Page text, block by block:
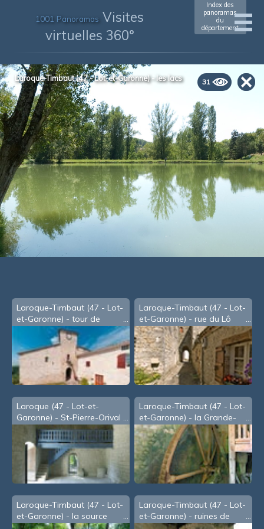
1001 Panoramas Visites
virtuelles 360°
Index des
panoramas
du
département
31
Laroque-Timbaut (47 - Lot-et-Garonne) - les lacs
Laroque-Timbaut (47 - Lot-
et-Garonne) - tour de
Laroque-Timbaut (47 - Lot-
et-Garonne) - rue du Lô
Laroque (47 - Lot-et-
Garonne) - St-Pierre-Orival
Laroque-Timbaut (47 - Lot-
et-Garonne) - la Grande-
Roue
Laroque-Timbaut (47 - Lot-
et-Garonne) - la source
Laroque-Timbaut (47 - Lot-
et-Garonne) - ruines de